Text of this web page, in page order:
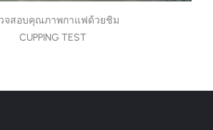
จสอบคุณภาพกาแฟด้วยชิม
CUPPING TEST